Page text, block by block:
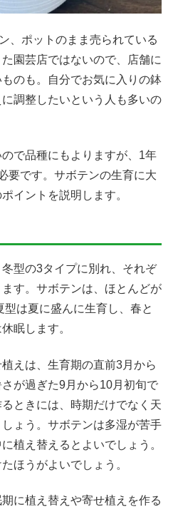
、ポットのまま売られている
園芸店ではないので、店舗に
のも。自分でお気に入りの鉢
調整したいという人も多いの
で品種にもよりますが、1年
要です。サボテンの生育に大
イントを説明します。
型の3タイプに別れ、それぞ
す。サボテンは、ほとんどが
型は夏に盛んに生育し、春と
眠します。
えは、生育期の直前3月から
が過ぎた9月から10月初旬で
ときには、時期だけでなく天
ょう。サボテンは多湿が苦手
植え替えるとよいでしょう。
ほうがよいでしょう。
に植え替えや寄せ植えを作る